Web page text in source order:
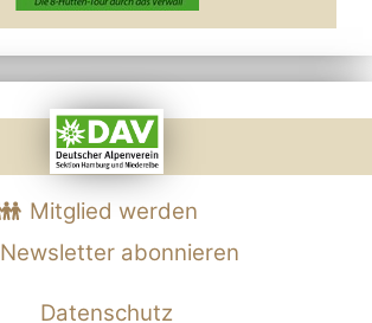
Mitglied werden
Newsletter abonnieren
Datenschutz